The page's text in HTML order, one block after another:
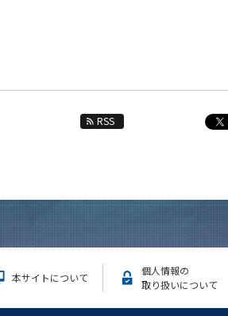
RSS
本サイトについて
個人情報の
取り扱いについて
材料系 News
イベントカレンダー
大学院課程
学士課程
材料コース
エネルギー・情報コース